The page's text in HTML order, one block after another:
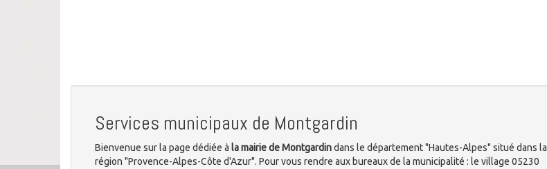
Services municipaux de Montgardin
Bienvenue sur la page dédiée à la mairie de Montgardindans le département "Hautes-Alpes" situé dans la
région "Provence-Alpes-Côte d'Azur". Pour vous rendre aux bureaux de la municipalité : le village 05230